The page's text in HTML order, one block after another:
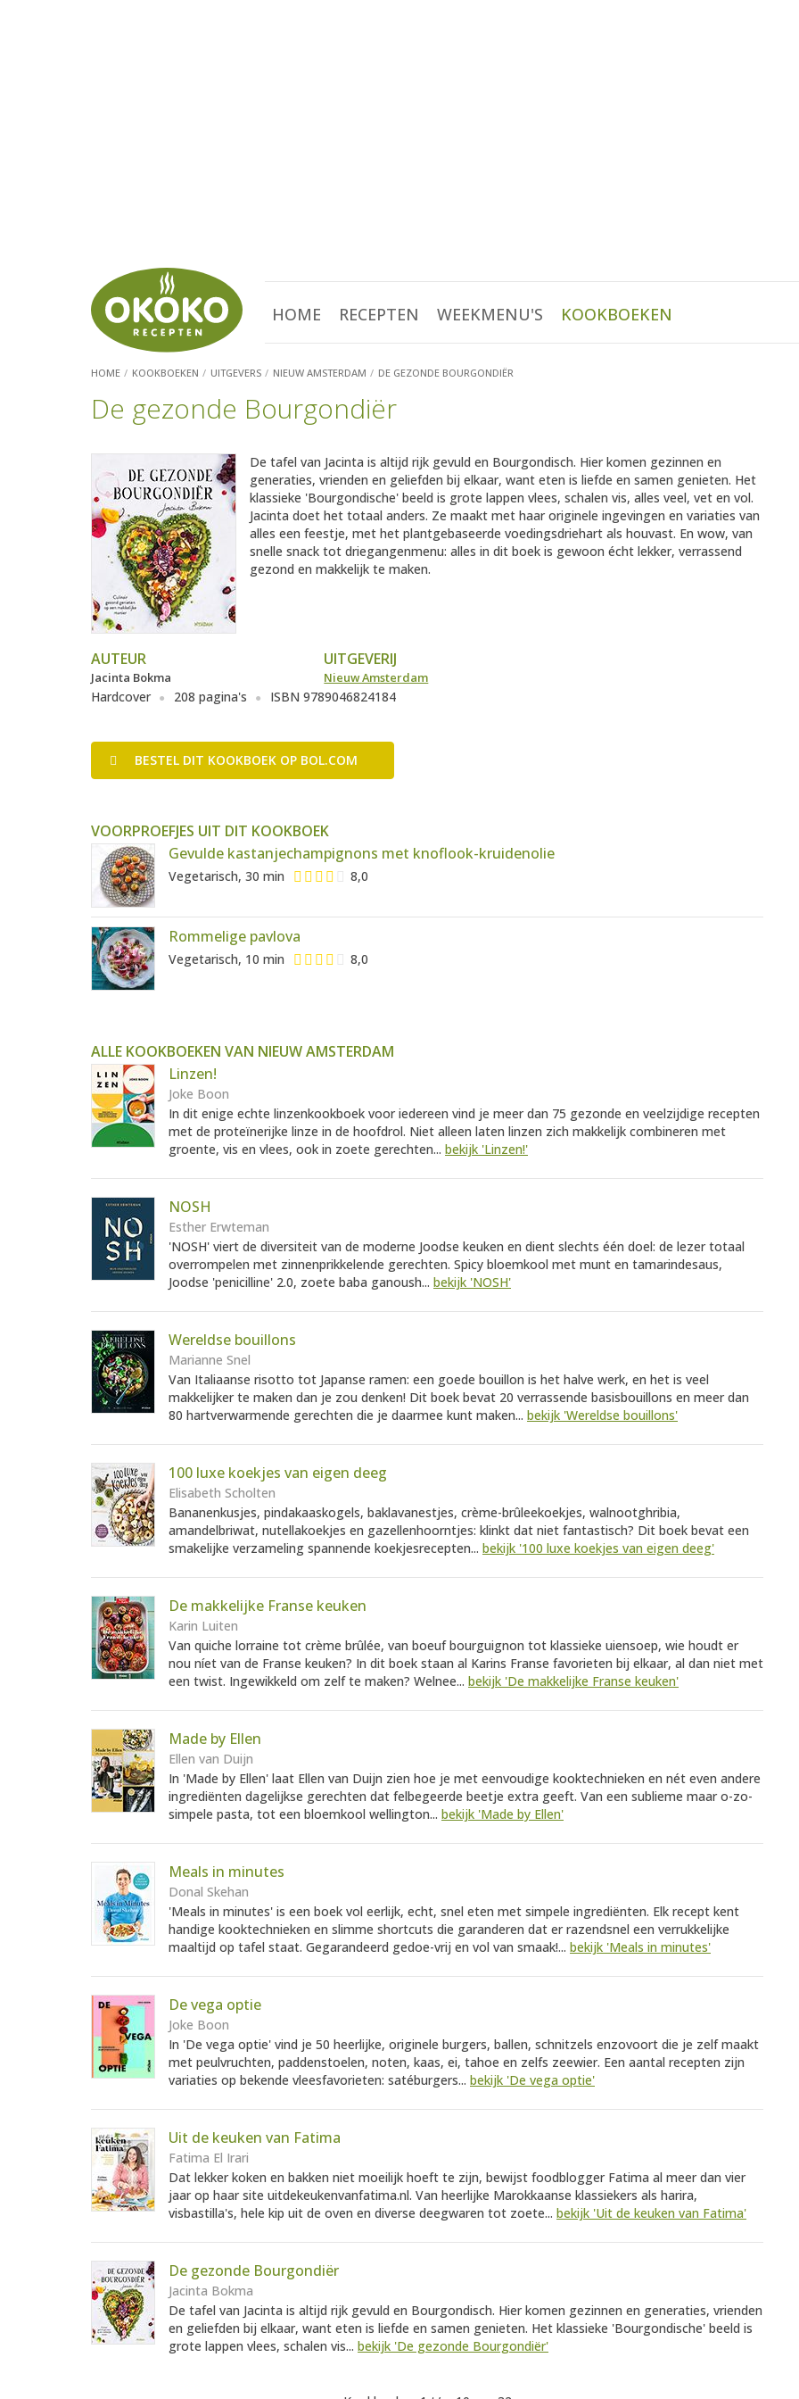
HOME RECEPTEN WEEKMENU'S KOOKBOEKEN
HOME KOOKBOEKEN UITGEVERS NIEUW AMSTERDAM DE GEZONDE BOURGONDIËR
De gezonde Bourgondiër
De tafel van Jacinta is altijd rijk gevuld en Bourgondisch. Hier komen gezinnen en
generaties, vrienden en geliefden bij elkaar, want eten is liefde en samen genieten. Het
klassieke 'Bourgondische' beeld is grote lappen vlees, schalen vis, alles veel, vet en vol.
Jacinta doet het totaal anders. Ze maakt met haar originele ingevingen en variaties van
alles een feestje, met het plantgebaseerde voedingsdriehart als houvast. En wow, van
snelle snack tot driegangenmenu: alles in dit boek is gewoon écht lekker, verrassend
gezond en makkelijk te maken.
AUTEUR
Jacinta Bokma
UITGEVERIJ
Nieuw Amsterdam
Hardcover 208 pagina's ISBN 9789046824184
BESTEL DIT KOOKBOEK OP BOL.COM
VOORPROEFJES UIT DIT KOOKBOEK
Gevulde kastanjechampignons met knoflook-kruidenolie
Vegetarisch, 30 min 8,0
Rommelige pavlova
Vegetarisch, 10 min 8,0
ALLE KOOKBOEKEN VAN NIEUW AMSTERDAM
Linzen!
Joke Boon
In dit enige echte linzenkookboek voor iedereen vind je meer dan 75 gezonde en veelzijdige recepten
met de proteïnerijke linze in de hoofdrol. Niet alleen laten linzen zich makkelijk combineren met
groente, vis en vlees, ook in zoete gerechten... bekijk 'Linzen!'
NOSH
Esther Erwteman
'NOSH' viert de diversiteit van de moderne Joodse keuken en dient slechts één doel: de lezer totaal
overrompelen met zinnenprikkelende gerechten. Spicy bloemkool met munt en tamarindesaus,
Joodse 'penicilline' 2.0, zoete baba ganoush... bekijk 'NOSH'
Wereldse bouillons
Marianne Snel
Van Italiaanse risotto tot Japanse ramen: een goede bouillon is het halve werk, en het is veel
makkelijker te maken dan je zou denken! Dit boek bevat 20 verrassende basisbouillons en meer dan
80 hartverwarmende gerechten die je daarmee kunt maken... bekijk 'Wereldse bouillons'
100 luxe koekjes van eigen deeg
Elisabeth Scholten
Bananenkusjes, pindakaaskogels, baklavanestjes, crème-brûleekoekjes, walnootghribia,
amandelbriwat, nutellakoekjes en gazellenhoorntjes: klinkt dat niet fantastisch? Dit boek bevat een
smakelijke verzameling spannende koekjesrecepten... bekijk '100 luxe koekjes van eigen deeg'
De makkelijke Franse keuken
Karin Luiten
Van quiche lorraine tot crème brûlée, van boeuf bourguignon tot klassieke uiensoep, wie houdt er
nou níet van de Franse keuken? In dit boek staan al Karins Franse favorieten bij elkaar, al dan niet met
een twist. Ingewikkeld om zelf te maken? Welnee... bekijk 'De makkelijke Franse keuken'
Made by Ellen
Ellen van Duijn
In 'Made by Ellen' laat Ellen van Duijn zien hoe je met eenvoudige kooktechnieken en nét even andere
ingrediënten dagelijkse gerechten dat felbegeerde beetje extra geeft. Van een sublieme maar o-zo-
simpele pasta, tot een bloemkool wellington... bekijk 'Made by Ellen'
Meals in minutes
Donal Skehan
'Meals in minutes' is een boek vol eerlijk, echt, snel eten met simpele ingrediënten. Elk recept kent
handige kooktechnieken en slimme shortcuts die garanderen dat er razendsnel een verrukkelijke
maaltijd op tafel staat. Gegarandeerd gedoe-vrij en vol van smaak!... bekijk 'Meals in minutes'
De vega optie
Joke Boon
In 'De vega optie' vind je 50 heerlijke, originele burgers, ballen, schnitzels enzovoort die je zelf maakt
met peulvruchten, paddenstoelen, noten, kaas, ei, tahoe en zelfs zeewier. Een aantal recepten zijn
variaties op bekende vleesfavorieten: satéburgers... bekijk 'De vega optie'
Uit de keuken van Fatima
Fatima El Irari
Dat lekker koken en bakken niet moeilijk hoeft te zijn, bewijst foodblogger Fatima al meer dan vier
jaar op haar site uitdekeukenvanfatima.nl. Van heerlijke Marokkaanse klassiekers als harira,
visbastilla's, hele kip uit de oven en diverse deegwaren tot zoete... bekijk 'Uit de keuken van Fatima'
De gezonde Bourgondiër
Jacinta Bokma
De tafel van Jacinta is altijd rijk gevuld en Bourgondisch. Hier komen gezinnen en generaties, vrienden
en geliefden bij elkaar, want eten is liefde en samen genieten. Het klassieke 'Bourgondische' beeld is
grote lappen vlees, schalen vis... bekijk 'De gezonde Bourgondiër'